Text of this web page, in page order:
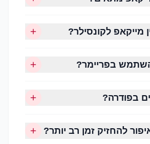
האיפור
לאורך שעות
מייקאפ לקונסילר?
בפריימר?
בפודרה?
להחזיק זמן רב יותר?